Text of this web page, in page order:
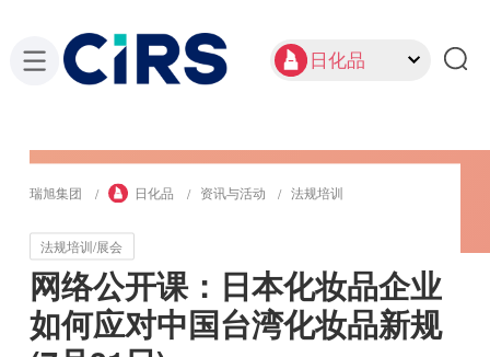
日化品
瑞旭集团 日化品 资讯与活动 法规培训
法规培训/展会
网络公开课：日本化妆品企业
如何应对中国台湾化妆品新规